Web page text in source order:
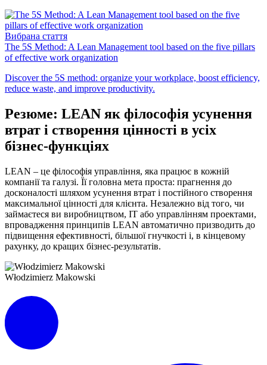
Вибрана стаття
The 5S Method: A Lean Management tool based on the five pillars
of effective work organization
Discover the 5S method: organize your workplace, boost efficiency,
reduce waste, and improve productivity.
Резюме: LEAN як філософія усунення
втрат і створення цінності в усіх
бізнес-функціях
LEAN – це філософія управління, яка працює в кожній
компанії та галузі. Її головна мета проста: прагнення до
досконалості шляхом усунення втрат і постійного створення
максимальної цінності для клієнта. Незалежно від того, чи
займаєтеся ви виробництвом, ІТ або управлінням проектами,
впровадження принципів LEAN автоматично призводить до
підвищення ефективності, більшої гнучкості і, в кінцевому
рахунку, до кращих бізнес-результатів.
Włodzimierz Makowski